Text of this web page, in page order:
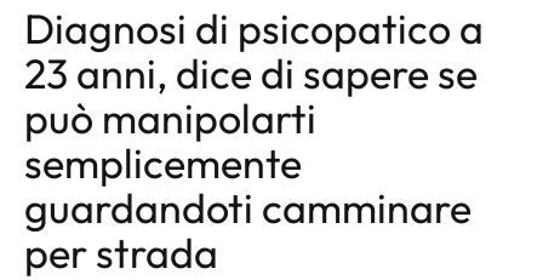
Diagnosi di psicopatico a
23 anni, dice di sapere se
può manipolarti
semplicemente
guardandoti camminare
per strada